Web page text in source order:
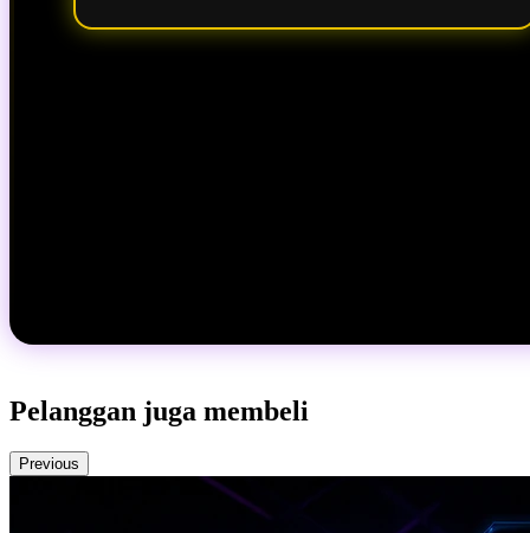
Pelanggan juga membeli
Previous